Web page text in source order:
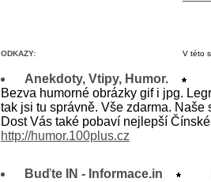
ODKAZY: V této
Anekdoty, Vtipy, Humor.
Bezva humorné obrázky gif i jpg.
tak jsi tu správně. Vše zdarma.
Dost Vás také pobaví nejlepší
http://humor.100plus.cz
Buďte IN - Informace.in